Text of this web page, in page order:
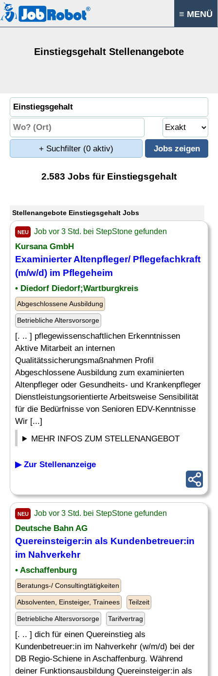
≡ MENÜ
Einstiegsgehalt Stellenangebote
+ Suchfilter (0 aktiv)
2.583 Jobs für Einstiegsgehalt
Stellenangebote Einstiegsgehalt Jobs
NEU Job vor 3 Std. bei StepStone gefunden
Kursana GmbH
Examinierter Altenpfleger/ Pflegefachkraft
(m/w/d) im Pflegeheim
• Diedorf Diedorf;Wartburgkreis
Abgeschlossene Ausbildung
Betriebliche Altersvorsorge
[. .. ] pflegewissenschaftlichen Erkenntnissen
Aktive Mitarbeit an internen
Qualitätssicherungsmaßnahmen Profil
Abgeschlossene Ausbildung zum examinierten
Altenpfleger oder Gesundheits- und Krankenpfleger
Dienstleistungsorientierte Arbeitsweise Sensibilität
für die Bedürfnisse von Senioren EDV-Kenntnisse
Wir [...]
MEHR INFOS ZUM STELLENANGEBOT
▶ Zur Stellenanzeige
NEU Job vor 3 Std. bei StepStone gefunden
Deutsche Bahn AG
Quereinsteiger:in als Kundenbetreuer:in
im Nahverkehr
• Aschaffenburg
Beratungs-/ Consultingtätigkeiten
Absolventen, Einsteiger, Trainees Teilzeit
Betriebliche Altersvorsorge Tarifvertrag
[. .. ] dich für einen Quereinstieg als
Kundenbetreuer:in im Nahverkehr (w/m/d) bei der
DB Regio-Schiene in Aschaffenburg. Während
deiner Funktionsausbildung Quereinsteiger:in als